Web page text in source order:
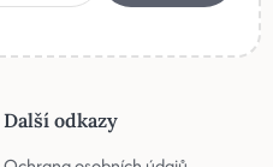
Další odkazy